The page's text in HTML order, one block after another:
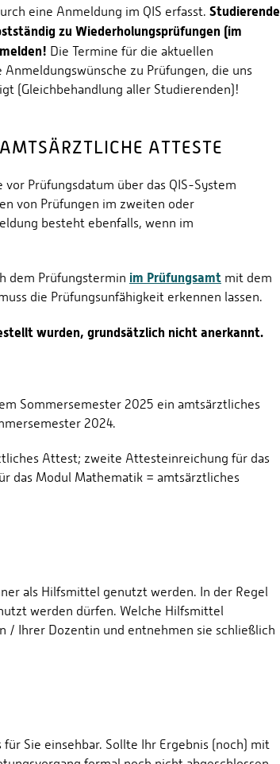
eine Anmeldung im QIS erfasst. Studierende
zu Wiederholungsprüfungen (im
Die Termine für die aktuellen
zu Prüfungen, die uns
(Gleichbehandlung aller Studierenden)!
ATTESTE
Prüfungsdatum über das QIS-System
von Prüfungen im zweiten oder
besteht ebenfalls, wenn im
dem Prüfungstermin im Prüfungsamt mit dem
die Prüfungsunfähigkeit erkennen lassen.
wurden, grundsätzlich nicht anerkannt.
Sommersemester 2025 ein amtsärztliches
2024.
Attest; zweite Attesteinreichung für das
das Modul Mathematik = amtsärztliches
als Hilfsmittel genutzt werden. In der Regel
werden dürfen. Welche Hilfsmittel
/ Ihrer Dozentin und entnehmen sie schließlich
Sie einsehbar. Sollte Ihr Ergebnis (noch) mit